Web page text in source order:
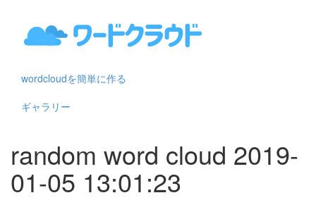
wordcloudを簡単に作る
ギャラリー
random word cloud 2019-
01-05 13:01:23